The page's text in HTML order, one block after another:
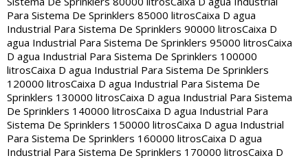
Para Sistema De Sprinklers 85000 litrosCaixa D agua
Industrial Para Sistema De Sprinklers 90000 litrosCaixa D
agua Industrial Para Sistema De Sprinklers 95000 litrosCaixa
D agua Industrial Para Sistema De Sprinklers 100000
litrosCaixa D agua Industrial Para Sistema De Sprinklers
120000 litrosCaixa D agua Industrial Para Sistema De
Sprinklers 130000 litrosCaixa D agua Industrial Para Sistema
De Sprinklers 140000 litrosCaixa D agua Industrial Para
Sistema De Sprinklers 150000 litrosCaixa D agua Industrial
Para Sistema De Sprinklers 160000 litrosCaixa D agua
Industrial Para Sistema De Sprinklers 170000 litrosCaixa D